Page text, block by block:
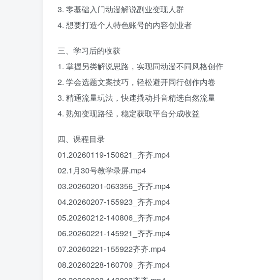
3. 零基础入门动漫解说副业变现人群
4. 想要打造个人特色账号的内容创业者
三、学习后的收获
1. 掌握另类解说思路，实现同动漫不同风格创作
2. 学会选题文案技巧，轻松避开同行创作内卷
3. 精通流量玩法，快速撬动抖音精选自然流量
4. 熟知变现路径，稳定获取平台分成收益
四、课程目录
01.20260119-150621_齐齐.mp4
02.1月30号教学录屏.mp4
03.20260201-063356_齐齐.mp4
04.20260207-155923_齐齐.mp4
05.20260212-140806_齐齐.mp4
06.20260221-145921_齐齐.mp4
07.20260221-155922齐齐.mp4
08.20260228-160709_齐齐.mp4